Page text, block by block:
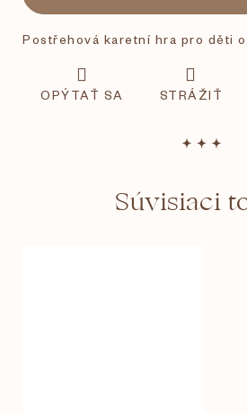
Postřehová karetní hra pro děti
OPÝTAŤ SA STRÁŽIŤ
Súvisiaci